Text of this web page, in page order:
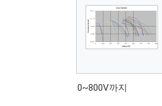
0~800V까지